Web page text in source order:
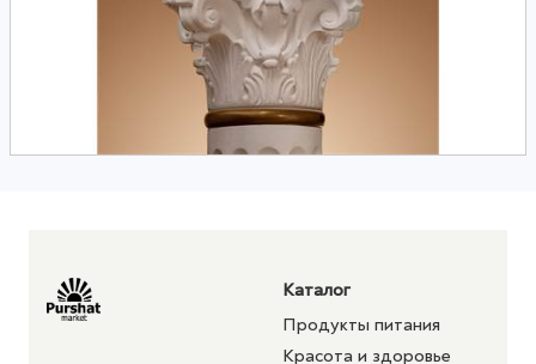
Каталог
Продукты питания
Красота и здоровье